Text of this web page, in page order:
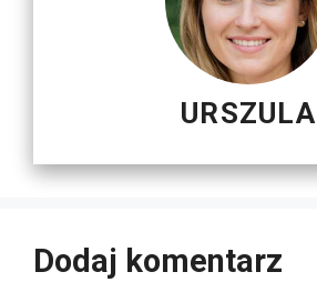
URSZULA
Dodaj komentarz